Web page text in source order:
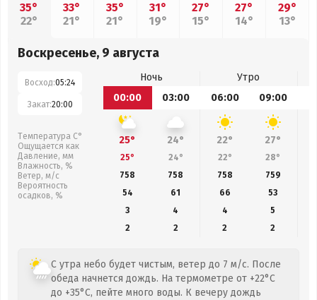
35°
22°
33°
21°
35°
21°
31°
19°
27°
15°
27°
14°
29°
13°
Воскресенье, 9 августа
Восход:05:24
Закат:20:00
Температура С°
Ощущается как
Давление, мм
Влажность, %
Ветер, м/с
Вероятность
осадков, %
Ночь
Утро
00:00
03:00 06:00 09:00
25° 24° 22° 27°
25° 24° 22° 28°
758
758 758 759
54
61 66 53
3
4 4
5
2
2 2 2
С утра небо будет чистым, ветер до 7 м/с. После
обеда начнется дождь. На термометре от +22°C
до +35°C, пейте много воды. К вечеру дождь